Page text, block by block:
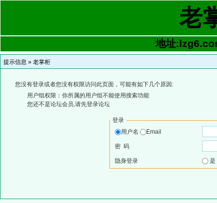
老
地址
提示信息 » 老掌柜
您没有登录或者您没有权限访问此页面，可能有如下几个原因:
用户组权限：你所属的用户组不能使用搜索功能
您还不是论坛会员,请先登录论坛
登录
用户名
Email
密 码
隐身登录